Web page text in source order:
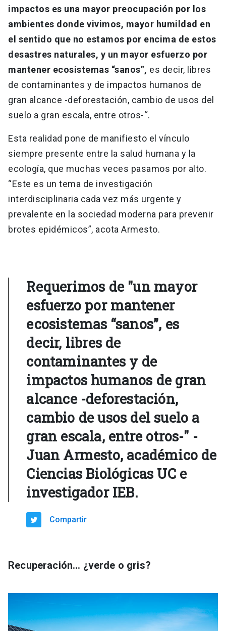
impactos es una mayor preocupación por los
ambientes donde vivimos, mayor humildad en
el sentido que no estamos por encima de estos
desastres naturales, y un mayor esfuerzo por
mantener ecosistemas “sanos”, es decir, libres
de contaminantes y de impactos humanos de
gran alcance -deforestación, cambio de usos del
suelo a gran escala, entre otros-“.
Esta realidad pone de manifiesto el vínculo
siempre presente entre la salud humana y la
ecología, que muchas veces pasamos por alto.
“Este es un tema de investigación
interdisciplinaria cada vez más urgente y
prevalente en la sociedad moderna para prevenir
brotes epidémicos”, acota Armesto.
Requerimos de "un mayor
esfuerzo por mantener
ecosistemas “sanos”, es
decir, libres de
contaminantes y de
impactos humanos de gran
alcance -deforestación,
cambio de usos del suelo a
gran escala, entre otros-" -
Juan Armesto, académico de
Ciencias Biológicas UC e
investigador IEB.
Compartir
Recuperación… ¿verde o gris?